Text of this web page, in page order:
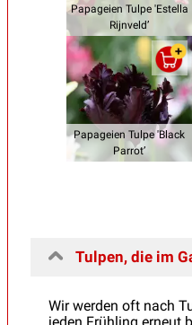
Papageien Tulpe 'Estella
Rijnveld’
Papageien Tulpe 'Black
Parrot’
Tulpen, die im
Wir werden oft nach
jeden Frühling erneut